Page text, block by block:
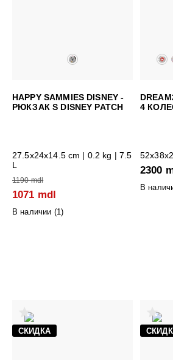
HAPPY SAMMIES DISNEY -
РЮКЗАК S DISNEY PATCH
27.5x24x14.5 cm | 0.2 kg | 7.5
L
1190 mdl
1071 mdl
В наличии (1)
4
2300
В
СКИДКА